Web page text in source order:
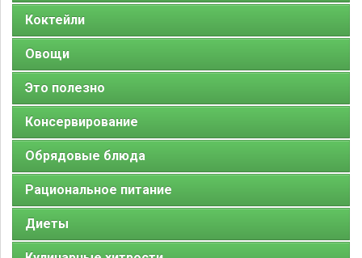
Коктейли
Овощи
Это полезно
Консервирование
Обрядовые блюда
Рациональное питание
Диеты